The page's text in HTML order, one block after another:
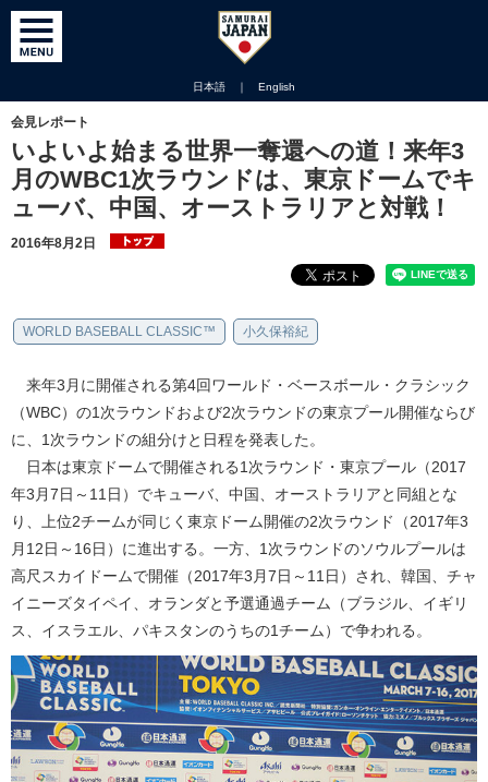
日本語 ｜ English
会見レポート
いよいよ始まる世界一奪還への道！来年3
月のWBC1次ラウンドは、東京ドームでキ
ューバ、中国、オーストラリアと対戦！
2016年8月2日
WORLD BASEBALL CLASSIC™ 小久保裕紀
来年3月に開催される第4回ワールド・ベースボール・クラシック
（WBC）の1次ラウンドおよび2次ラウンドの東京プール開催ならび
に、1次ラウンドの組分けと日程を発表した。
日本は東京ドームで開催される1次ラウンド・東京プール（2017
年3月7日～11日）でキューバ、中国、オーストラリアと同組とな
り、上位2チームが同じく東京ドーム開催の2次ラウンド（2017年3
月12日～16日）に進出する。一方、1次ラウンドのソウルプールは
高尺スカイドームで開催（2017年3月7日～11日）され、韓国、チャ
イニーズタイペイ、オランダと予選通過チーム（ブラジル、イギリ
ス、イスラエル、パキスタンのうちの1チーム）で争われる。